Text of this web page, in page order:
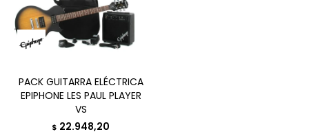
PACK GUITARRA ELÉCTRICA
EPIPHONE LES PAUL PLAYER
VS
$ 22.948,20